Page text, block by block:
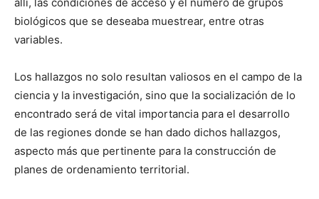
biológicos que se deseaba muestrear, entre otras
variables.
Los hallazgos no solo resultan valiosos en el campo de la
ciencia y la investigación, sino que la socialización de lo
encontrado será de vital importancia para el desarrollo
de las regiones donde se han dado dichos hallazgos,
aspecto más que pertinente para la construcción de
planes de ordenamiento territorial.